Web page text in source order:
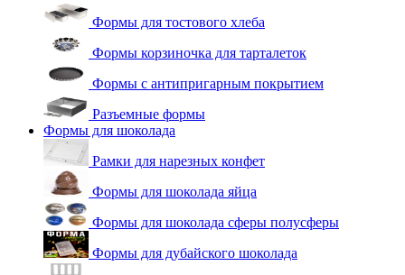
Формы для тостового хлеба
Формы корзиночка для тарталеток
Формы с антипригарным покрытием
Разъемные формы
Формы для шоколада
Рамки для нарезных конфет
Формы для шоколада яйца
Формы для шоколада сферы полусферы
Формы для дубайского шоколада